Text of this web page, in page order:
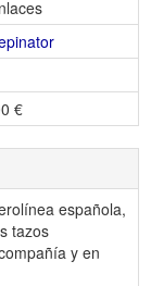
€
española,
tazos
y en